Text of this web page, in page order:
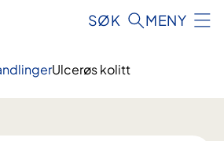
SØK MENY
Ulcerøs kolitt